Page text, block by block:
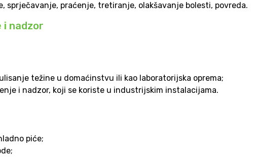
sprječavanje, praćenje, tretiranje, olakšavanje bolesti, povreda.
i nadzor
težine u domaćinstvu ili kao laboratorijska oprema;
i nadzor, koji se koriste u industrijskim instalacijama.
piće;